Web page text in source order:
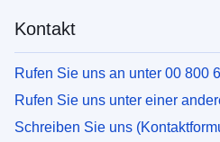
Kontakt
Rufen Sie uns an unter 00 800
Rufen Sie uns unter einer
Schreiben Sie uns